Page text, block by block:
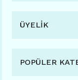
ÜYELİK
POPÜLER